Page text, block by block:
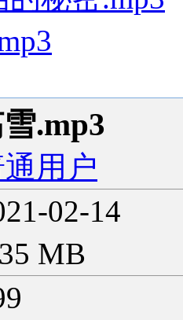
.mp3
用户
02-14
MB